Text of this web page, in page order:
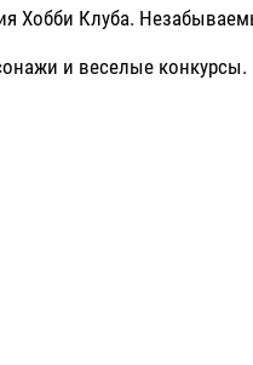
Хобби Клуба.
и веселые